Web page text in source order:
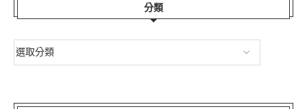
分類